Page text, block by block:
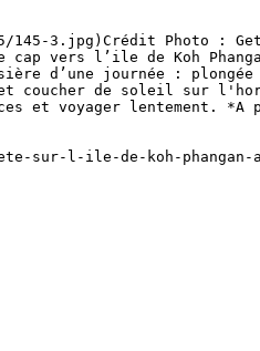
3.jpg)Crédit Photo :
vers l’ile de Koh
d’une journée :
de soleil sur
et voyager lentement. *A
sur-l-ile-de-koh-